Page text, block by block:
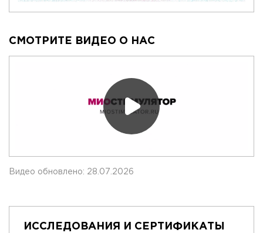
СМОТРИТЕ ВИДЕО О НАС
Видео обновлено: 28.07.2026
ИССЛЕДОВАНИЯ И СЕРТИФИКАТЫ